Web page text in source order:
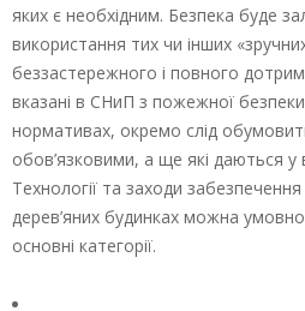
яких є необхідним. Безпека буде
використання тих чи інших
беззастережного і повного
вказані в СНиП з пожежної
нормативах, окремо слід
обов’язковими, а ще які даються у
Технології та заходи
дерев’яних будинках можна
основні категорії.